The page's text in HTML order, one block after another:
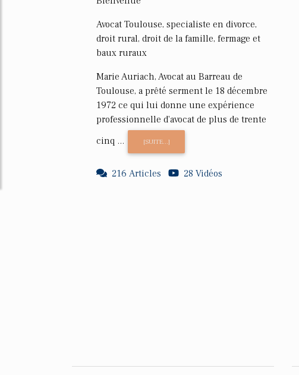
Avocat Toulouse, specialiste en divorce,
droit rural, droit de la famille, fermage et
baux ruraux
Marie Auriach, Avocat au Barreau de
Toulouse, a prêté serment le 18 décembre
1972 ce qui lui donne une expérience
professionnelle d'avocat de plus de trente
cinq ...
[SUITE...]
216 Articles 28 Vidéos